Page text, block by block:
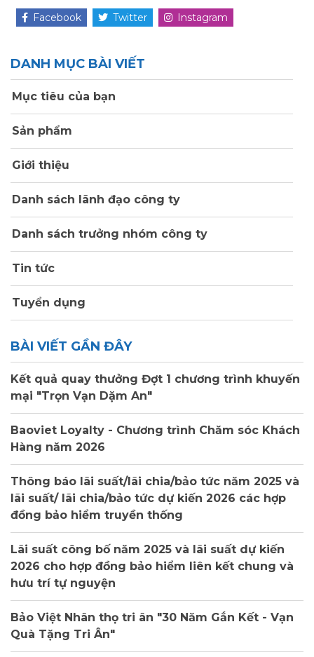
Facebook Twitter Instagram
DANH MỤC BÀI VIẾT
Mục tiêu của bạn
Sản phẩm
Giới thiệu
Danh sách lãnh đạo công ty
Danh sách trưởng nhóm công ty
Tin tức
Tuyển dụng
BÀI VIẾT GẦN ĐÂY
Kết quả quay thưởng Đợt 1 chương trình khuyến
mại "Trọn Vạn Dặm An"
Baoviet Loyalty - Chương trình Chăm sóc Khách
Hàng năm 2026
Thông báo lãi suất/lãi chia/bảo tức năm 2025 và
lãi suất/ lãi chia/bảo tức dự kiến 2026 các hợp
đồng bảo hiểm truyền thống
Lãi suất công bố năm 2025 và lãi suất dự kiến
2026 cho hợp đồng bảo hiểm liên kết chung và
hưu trí tự nguyện
Bảo Việt Nhân thọ tri ân "30 Năm Gắn Kết - Vạn
Quà Tặng Tri Ân"